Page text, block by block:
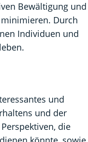
Bewältigung und
Durch
Individuen und
und
und der
die